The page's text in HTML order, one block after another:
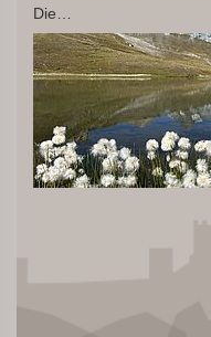
Die…